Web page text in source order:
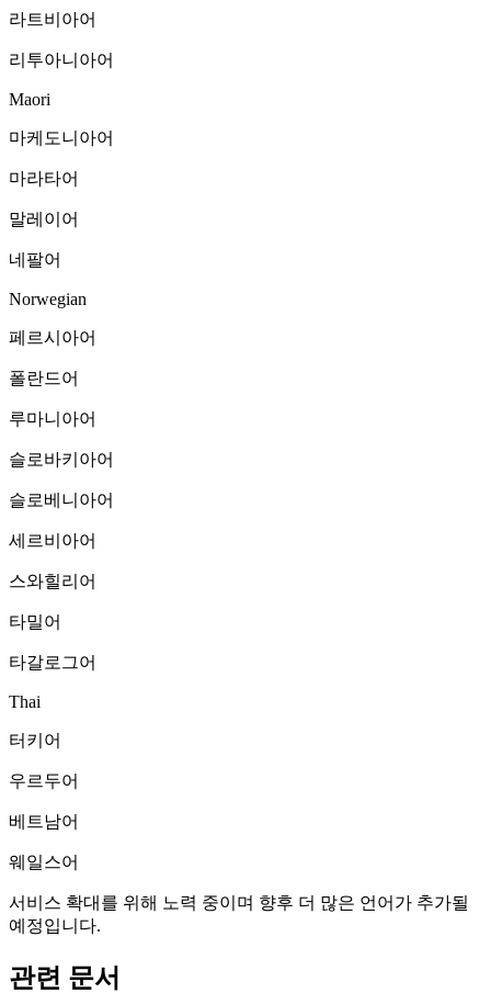
라트비아어
리투아니아어
Maori
마케도니아어
마라타어
말레이어
네팔어
Norwegian
페르시아어
폴란드어
루마니아어
슬로바키아어
슬로베니아어
세르비아어
스와힐리어
타밀어
타갈로그어
Thai
터키어
우르두어
베트남어
웨일스어
서비스 확대를 위해 노력 중이며 향후 더 많은 언어가 추가될
예정입니다.
관련 문서